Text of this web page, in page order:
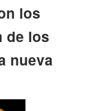
los
de los
nueva